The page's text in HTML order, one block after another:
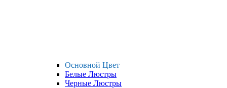
Основной Цвет
Белые Люстры
Черные Люстры